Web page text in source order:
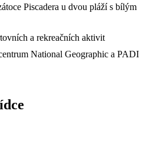
Piscadera u dvou pláží s bílým
a rekreačních aktivit
National Geographic a PADI